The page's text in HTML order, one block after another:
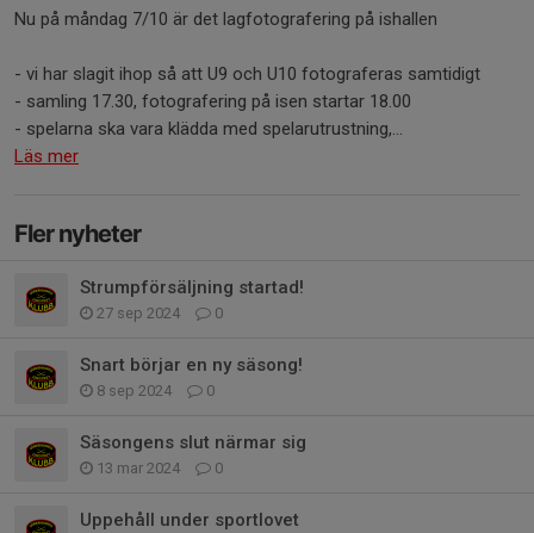
Nu på måndag 7/10 är det lagfotografering på ishallen
- vi har slagit ihop så att U9 och U10 fotograferas samtidigt
- samling 17.30, fotografering på isen startar 18.00
- spelarna ska vara klädda med spelarutrustning,...
Läs mer
Fler nyheter
Strumpförsäljning startad!
27 sep 2024 0
Snart börjar en ny säsong!
8 sep 2024 0
Säsongens slut närmar sig
13 mar 2024 0
Uppehåll under sportlovet